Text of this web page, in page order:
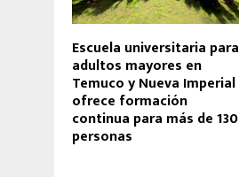
Escuela universitaria para
adultos mayores en
Temuco y Nueva Imperial
ofrece formación
continua para más de 130
personas